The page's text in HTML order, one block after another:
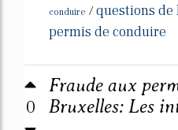
conduire /questions
permis de conduire
0
Fraude aux
Bruxelles: Les